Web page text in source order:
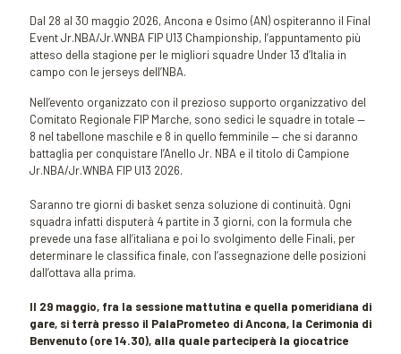
Dal 28 al 30 maggio 2026, Ancona e Osimo (AN) ospiteranno il Final
Event Jr.NBA/Jr.WNBA FIP U13 Championship, l’appuntamento più
atteso della stagione per le migliori squadre Under 13 d’Italia in
campo con le jerseys dell’NBA.
Nell’evento organizzato con il prezioso supporto organizzativo del
Comitato Regionale FIP Marche, sono sedici le squadre in totale —
8 nel tabellone maschile e 8 in quello femminile — che si daranno
battaglia per conquistare l’Anello Jr. NBA e il titolo di Campione
Jr.NBA/Jr.WNBA FIP U13 2026.
Saranno tre giorni di basket senza soluzione di continuità. Ogni
squadra infatti disputerà 4 partite in 3 giorni, con la formula che
prevede una fase all’italiana e poi lo svolgimento delle Finali, per
determinare le classifica finale, con l’assegnazione delle posizioni
dall’ottava alla prima.
Il 29 maggio, fra la sessione mattutina e quella pomeridiana di
gare, si terrà presso il PalaPrometeo di Ancona, la Cerimonia di
Benvenuto (ore 14.30), alla quale parteciperà la giocatrice